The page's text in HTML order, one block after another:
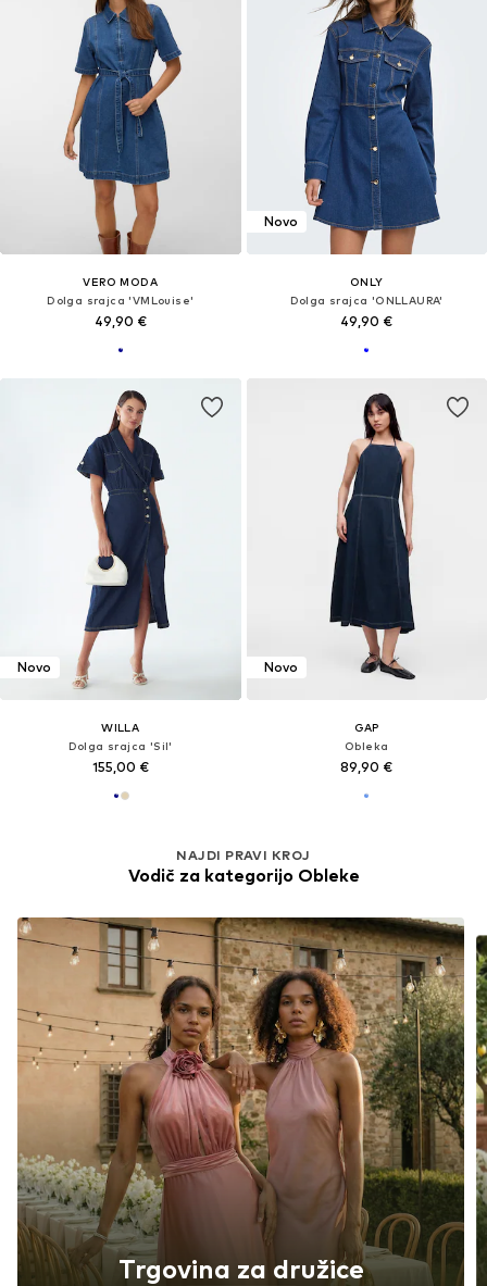
VERO MODA
Dolga srajca 'VMLouise'
49,90 €
Novo
ONLY
Dolga srajca 'ONLLAURA'
49,90 €
Novo
WILLA
Dolga srajca 'Sil'
155,00 €
Novo
GAP
Obleka
89,90 €
NAJDI PRAVI KROJ
Vodič za kategorijo Obleke
Trgovina za družice